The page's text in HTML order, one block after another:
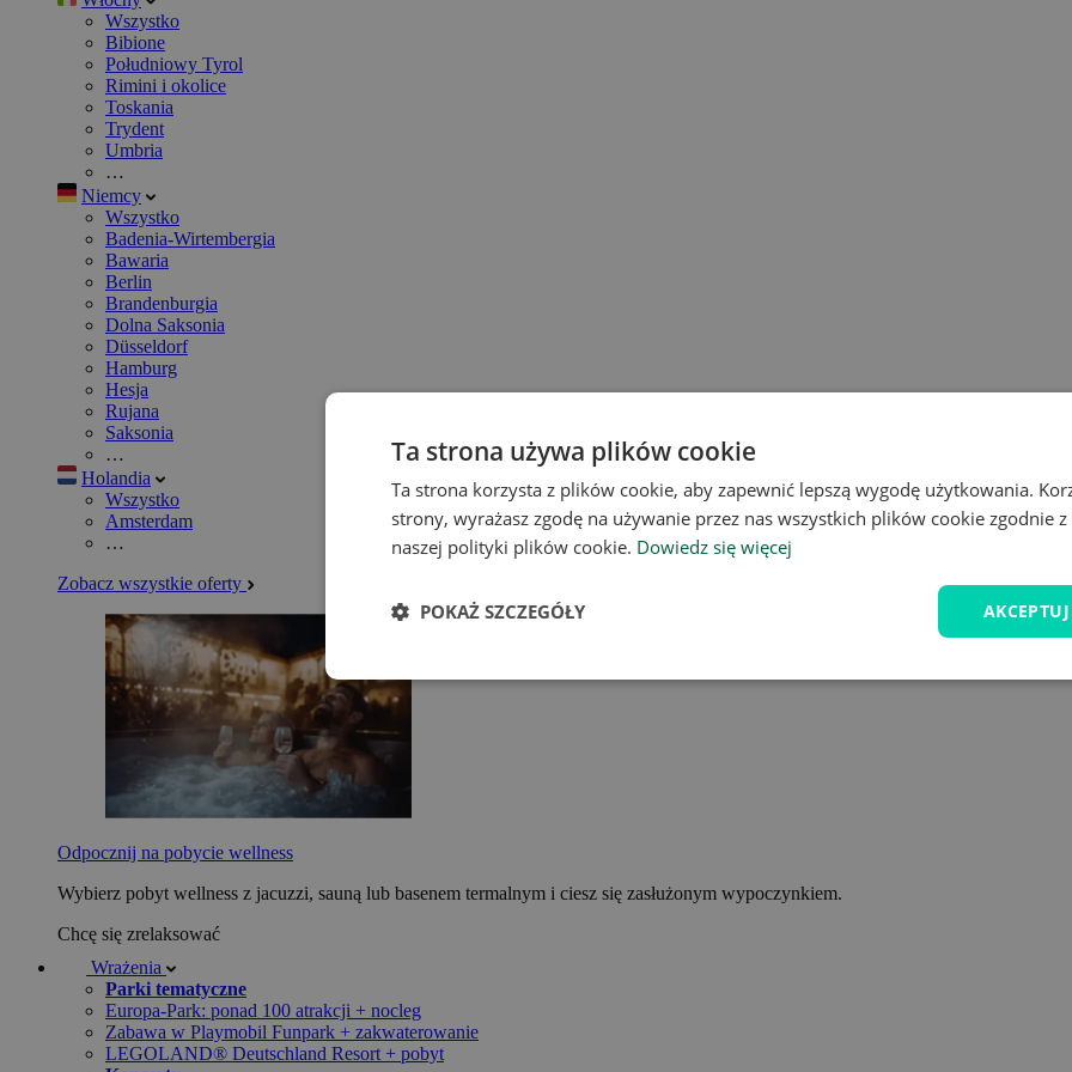
Wszystko
Bibione
Południowy Tyrol
Rimini i okolice
Toskania
Trydent
Umbria
…
Niemcy
Wszystko
Badenia-Wirtembergia
Bawaria
Berlin
Brandenburgia
Dolna Saksonia
Düsseldorf
Hamburg
Hesja
Rujana
Saksonia
…
Holandia
Wszystko
Amsterdam
…
Zobacz wszystkie oferty
Odpocznij na pobycie wellness
Wybierz pobyt wellness z jacuzzi, sauną lub basenem termalnym i ciesz się zasłużonym wypoczynkiem.
Chcę się zrelaksować
Wrażenia
Parki tematyczne
Europa-Park: ponad 100 atrakcji + nocleg
Zabawa w Playmobil Funpark + zakwaterowanie
LEGOLAND® Deutschland Resort + pobyt
Ta strona używa plików cookie
Ta strona korzysta z plików cookie, aby zapewnić lepszą wygodę użytkowania.
strony, wyrażasz zgodę na używanie przez nas wszystkich plików cookie zgodnie
naszej polityki plików cookie. Dowiedz się więcej
POKAŻ SZCZEGÓŁY